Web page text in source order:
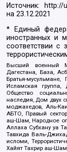
Источник: http://
на23.12.2021
* Единый
иностранных и
соответствии с
Высший военный
Дагестана, База,
Братья-
Исламская группа,
Общество
наследия, Дом двух
моджахедов, Аль-
АБТО, Правый
аш-Шам, Народное
Аллаха Субхану уа
Тавхида Валь-
исломи,
Хайят Тахрир аш-